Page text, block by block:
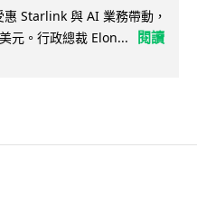
Starlink 與 AI 業務帶動，
元。行政總裁 Elon...
閱讀